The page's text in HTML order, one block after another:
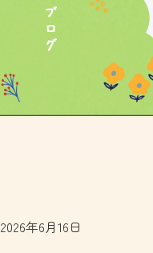
2026年6月16日